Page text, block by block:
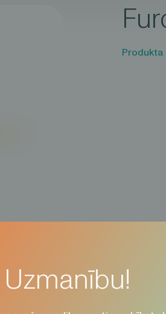
Produkta
AS “Olpha”
Uzmanību!